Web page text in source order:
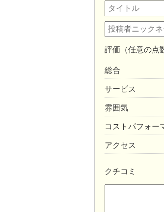
評価（任意の点
総合
サービス
雰囲気
コストパフォー
アクセス
クチコミ